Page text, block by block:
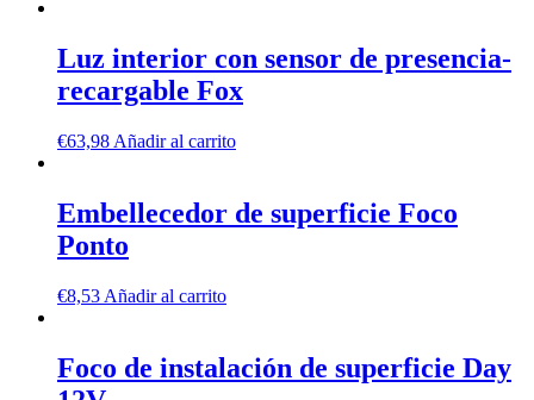
Luz interior con sensor de presencia-
recargable Fox
€63,98 Añadir al carrito
Embellecedor de superficie Foco
Ponto
€8,53 Añadir al carrito
Foco de instalación de superficie Day